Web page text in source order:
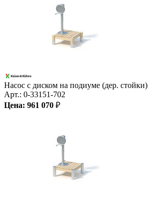
Насос с диском на подиуме (дер. стойки)
Арт.: 0-33151-702
Цена: 961 070 ₽